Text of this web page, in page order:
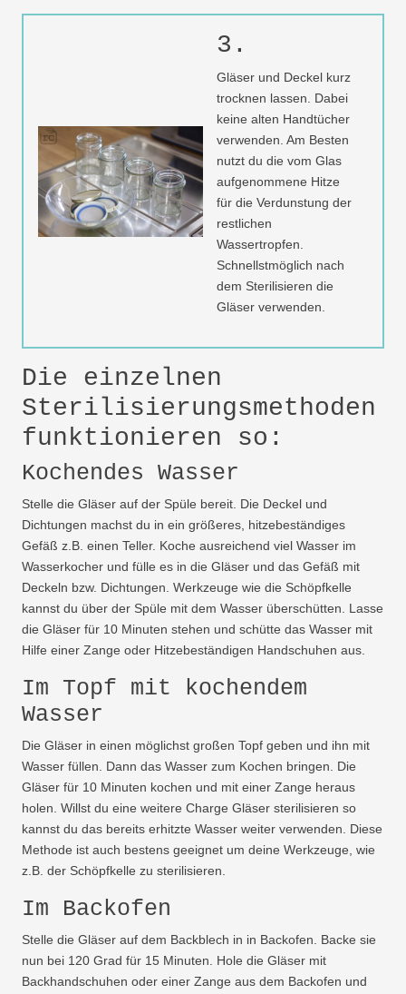
3.
Gläser und Deckel kurz
trocknen lassen. Dabei
keine alten Handtücher
verwenden. Am Besten
nutzt du die vom Glas
aufgenommene Hitze
für die Verdunstung der
restlichen
Wassertropfen.
Schnellstmöglich nach
dem Sterilisieren die
Gläser verwenden.
Die einzelnen
Sterilisierungsmethoden
funktionieren so:
Kochendes Wasser
Stelle die Gläser auf der Spüle bereit. Die Deckel und
Dichtungen machst du in ein größeres, hitzebeständiges
Gefäß z.B. einen Teller. Koche ausreichend viel Wasser im
Wasserkocher und fülle es in die Gläser und das Gefäß mit
Deckeln bzw. Dichtungen. Werkzeuge wie die Schöpfkelle
kannst du über der Spüle mit dem Wasser überschütten. Lasse
die Gläser für 10 Minuten stehen und schütte das Wasser mit
Hilfe einer Zange oder Hitzebeständigen Handschuhen aus.
Im Topf mit kochendem
Wasser
Die Gläser in einen möglichst großen Topf geben und ihn mit
Wasser füllen. Dann das Wasser zum Kochen bringen. Die
Gläser für 10 Minuten kochen und mit einer Zange heraus
holen. Willst du eine weitere Charge Gläser sterilisieren so
kannst du das bereits erhitzte Wasser weiter verwenden. Diese
Methode ist auch bestens geeignet um deine Werkzeuge, wie
z.B. der Schöpfkelle zu sterilisieren.
Im Backofen
Stelle die Gläser auf dem Backblech in in Backofen. Backe sie
nun bei 120 Grad für 15 Minuten. Hole die Gläser mit
Backhandschuhen oder einer Zange aus dem Backofen und